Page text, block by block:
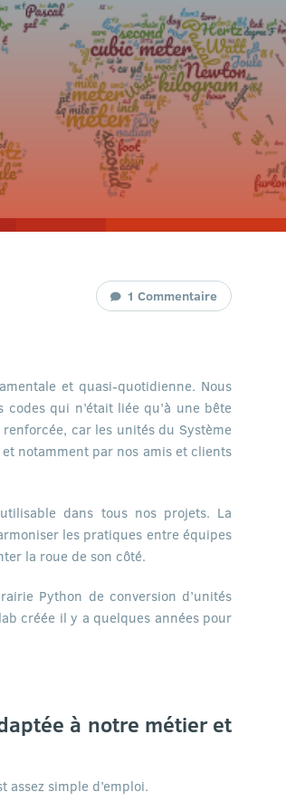
1 Commentaire
et quasi-quotidienne. Nous
qui n’était liée qu’à une bête
car les unités du Système
notamment par nos amis et clients
dans tous nos projets. La
les pratiques entre équipes
la roue de son côté.
Python de conversion d’unités
créée il y a quelques années pour
à notre métier et
simple d’emploi.